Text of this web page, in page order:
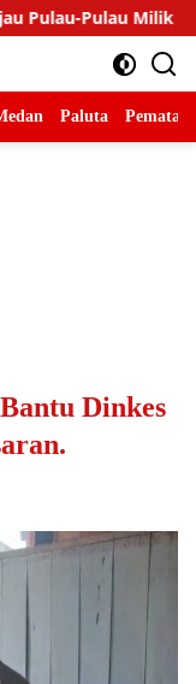
Pemko Tanjungbalai
Paluta
Dinkes